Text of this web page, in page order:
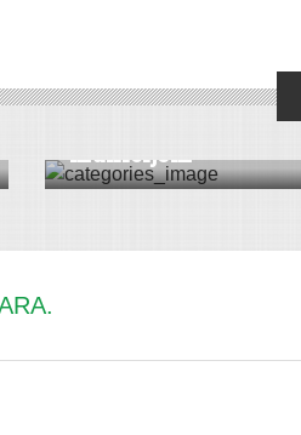
CRNA HRONIKA
Pronađen pištolj sa
municijom